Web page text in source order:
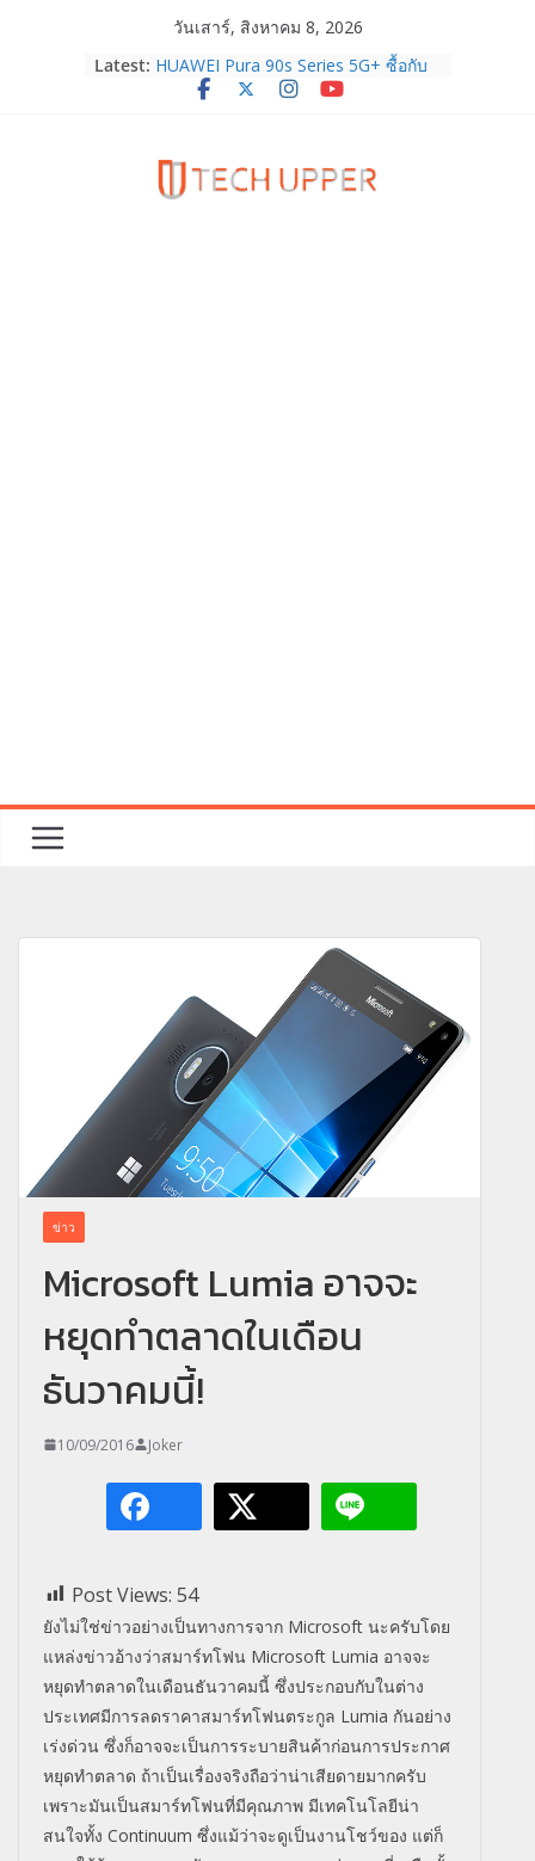
วันเสาร์, สิงหาคม 8, 2026
Latest: HUAWEI Pura 90s Series 5G+ ซื้อกับ
True 5G ลดสูงสุด 19,400 บาท พร้อม
TrueVisions ชวนคนไทยส่งใจเชียร์
“เนเน่ รอยัล” บนเวทีโลก ร่วมลุ้นทุก
ข่าว
Microsoft Lumia อาจจะ
หยุดทำตลาดในเดือน
ธันวาคมนี้!
10/09/2016 Joker
Post Views: 54
ยังไม่ใช่ข่าวอย่างเป็นทางการจาก Microsoft นะครับโดย
แหล่งข่าวอ้างว่าสมาร์ทโฟน Microsoft Lumia อาจจะ
หยุดทำตลาดในเดือนธันวาคมนี้ ซึ่งประกอบกับในต่าง
ประเทศมีการลดราคาสมาร์ทโฟนตระกูล Lumia กันอย่าง
เร่งด่วน ซึ่งก็อาจจะเป็นการระบายสินค้าก่อนการประกาศ
หยุดทำตลาด ถ้าเป็นเรื่องจริงถือว่าน่าเสียดายมากครับ
เพราะมันเป็นสมาร์ทโฟนที่มีคุณภาพ มีเทคโนโลยีน่า
สนใจทั้ง Continuum ซึ่งแม้ว่าจะดูเป็นงานโชว์ของ แต่ก็